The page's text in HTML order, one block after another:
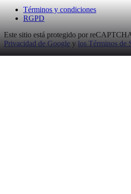
Términos y condiciones
RGPD
Este sitio está protegido por
Privacidad de Google y los Términos de